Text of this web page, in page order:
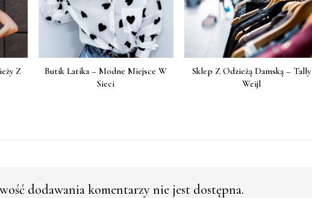
Z
Butik Latika – Modne Miejsce W
Sieci
Sklep Z Odzieżą Damską – Tally
Weijl
dodawania komentarzy nie jest dostępna.